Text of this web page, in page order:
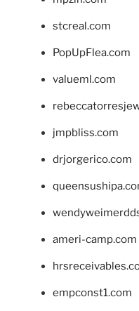
stcreal.com
PopUpFlea.com
valueml.com
jmpbliss.com
drjorgerico.com
ameri-camp.com
empconst1.com